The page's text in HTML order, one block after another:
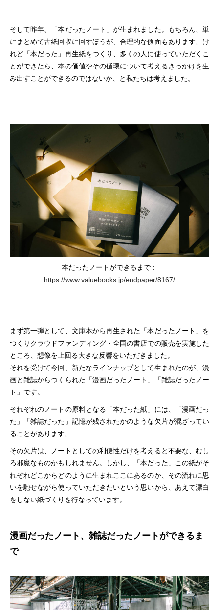
そして昨年、「本だったノート」が生まれました。もちろん、単
にまとめて古紙回収に回すほうが、合理的な側面もあります。け
れど「本だった」再生紙をつくり、多くの人に使っていただくこ
とができたら、本の価値やその循環について考えるきっかけを生
み出すことができるのではないか、と私たちは考えました。
本だったノートができるまで：
https://www.valuebooks.jp/endpaper/8167/
まず第一弾として、文庫本から再生された「本だったノート」を
つくりクラウドファンディング・全国の書店での販売を実施した
ところ、想像を上回る大きな反響をいただきました。
それを受けて今回、新たなラインナップとして生まれたのが、漫
画と雑誌からつくられた「漫画だったノート」「雑誌だったノー
ト」です。
それぞれのノートの原料となる「本だった紙」には、「漫画だっ
た」「雑誌だった」記憶が残されたかのような欠片が混ざってい
ることがあります。
その欠片は、ノートとしての利便性だけを考えると不要な、むし
ろ邪魔なものかもしれません。しかし、「本だった」この紙がそ
れぞれどこからどのように生まれここにあるのか、その流れに思
いを馳せながら使っていただきたいという思いから、あえて漂白
をしない紙づくりを行なっています。
漫画だったノート、雑誌だったノートができるま
で